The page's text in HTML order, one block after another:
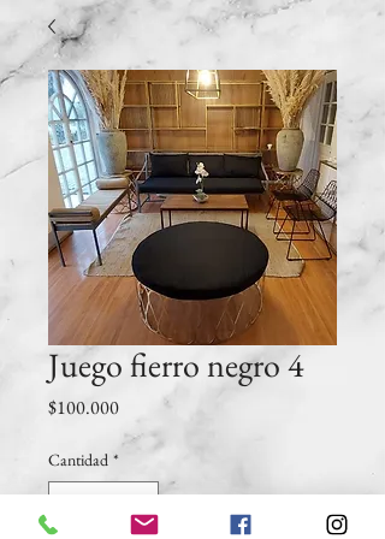
Juego fierro negro 4
$100.000Precio
Cantidad *